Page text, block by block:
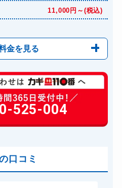
11,000円～(税込)
金を見る
6,600円～(税込)
14,300円～(税込)
14,300円～(税込)
525-004
口コミ